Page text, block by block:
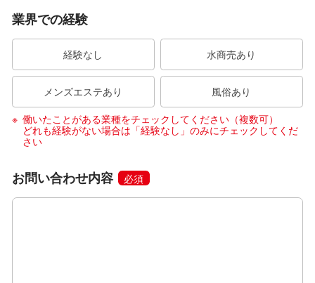
業界での経験
経験なし 水商売あり
メンズエステあり
風俗あり
働いたことがある業種をチェックしてください（複数可）
どれも経験がない場合は「経験なし」のみにチェックしてくだ
さい
お問い合わせ内容 必須